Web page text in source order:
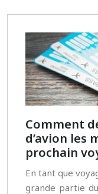
Comment
d’avion les
prochain
En tant que
grande partie